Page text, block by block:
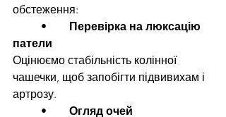
обстеження:
Перевірка на люксацію
патели
Оцінюємо стабільність колінної
чашечки, щоб запобігти підвивихам і
артрозу.
Огляд очей